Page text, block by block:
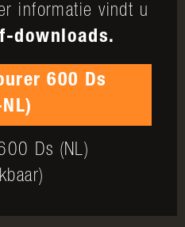
informatie vindt u
downloads.
600 Ds
Ds (NL)